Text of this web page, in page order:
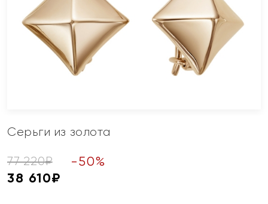
Серьги из золота
77 220₽ -50%
38 610₽